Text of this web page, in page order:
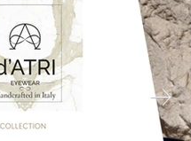
La maggior parte dei nostri
in Italy, a testimonianza dell'ingegno
per l'artigianato che caratterizzano il
fornitori locali per ridurre al minimo le
legate alla produzione. I nostri flaconi,
sono completamente riciclabili e